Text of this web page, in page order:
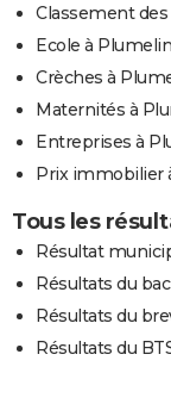
Classement
Ecole à Plumelin
Crèches à
Maternités à
Entreprises à
Prix immobilier
Tous les
Résultat
Résultats du
Résultats du
Résultats du